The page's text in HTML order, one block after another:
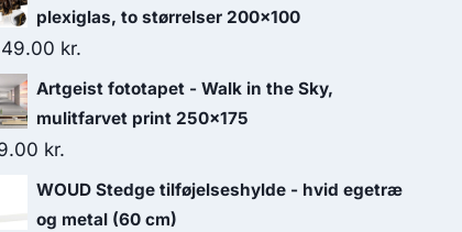
plexiglas, to størrelser 200x100
kr.
Artgeist fototapet - Walk in the Sky,
mulitfarvet print 250x175
kr.
WOUD Stedge tilføjelseshylde - hvid egetræ
og metal (60 cm)